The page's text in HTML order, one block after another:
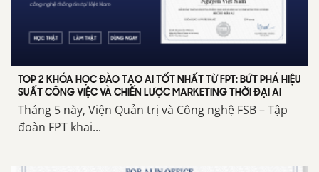
TOP 2 KHÓA HỌC ĐÀO TẠO AI TỐT NHẤT TỪ FPT: BỨT PHÁ HIỆU
SUẤT CÔNG VIỆC VÀ CHIẾN LƯỢC MARKETING THỜI ĐẠI AI
Tháng 5 này, Viện Quản trị và Công nghệ FSB – Tập
đoàn FPT khai...